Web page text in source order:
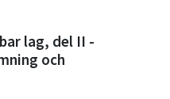
lag, del II -
och